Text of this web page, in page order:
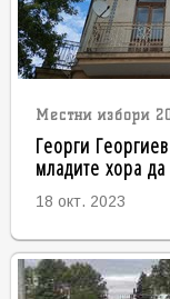
Местни избори
Георги
младите хора
18 окт. 2023